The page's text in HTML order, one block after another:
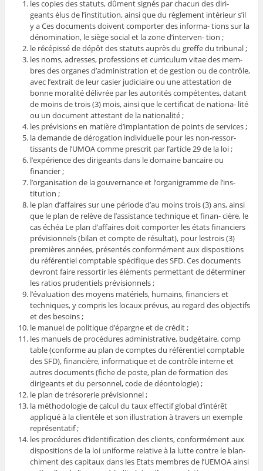
les copies des statuts, dûment signés par chacun des diri-
geants élus de l’institution, ainsi que du règlement intérieur s’il
y a Ces documents doivent comporter des informa- tions sur la
dénomination, le siège social et la zone d’interven- tion ;
le récépissé de dépôt des statuts auprès du greffe du tribunal ;
les noms, adresses, professions et curriculum vitae des mem-
bres des organes d’administration et de gestion ou de contrôle,
avec l’extrait de leur casier judiciaire ou une attestation de
bonne moralité délivrée par les autorités compétentes, datant
de moins de trois (3) mois, ainsi que le certificat de nationa- lité
ou un document attestant de la nationalité ;
les prévisions en matière d’implantation de points de services ;
la demande de dérogation individuelle pour les non-ressor-
tissants de l’UMOA comme prescrit par l’article 29 de la loi ;
l’expérience des dirigeants dans le domaine bancaire ou
financier ;
l’organisation de la gouvernance et l’organigramme de l’ins-
titution ;
le plan d’affaires sur une période d’au moins trois (3) ans, ainsi
que le plan de relève de l’assistance technique et finan- cière, le
cas échéa Le plan d’affaires doit comporter les états financiers
prévisionnels (bilan et compte de résultat), pour lestrois (3)
premières années, présentés conformément aux dispositions
du référentiel comptable spécifique des SFD. Ces documents
devront faire ressortir les éléments permettant de déterminer
les ratios prudentiels prévisionnels ;
l’évaluation des moyens matériels, humains, financiers et
techniques, y compris les locaux prévus, au regard des objectifs
et des besoins ;
le manuel de politique d’épargne et de crédit ;
les manuels de procédures administrative, budgétaire, comp
table (conforme au plan de comptes du référentiel comptable
des SFD), financière, informatique et de contrôle interne et
autres documents (fiche de poste, plan de formation des
dirigeants et du personnel, code de déontologie) ;
le plan de trésorerie prévisionnel ;
la méthodologie de calcul du taux effectif global d’intérêt
appliqué à la clientèle et son illustration à travers un exemple
représentatif ;
les procédures d’identification des clients, conformément aux
dispositions de la loi uniforme relative à la lutte contre le blan-
chiment des capitaux dans les Etats membres de l’UEMOA ainsi